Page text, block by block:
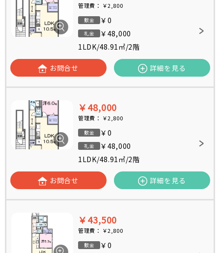
管理費： ￥2,800
敷金 ￥0
礼金
￥48,000
1LDK/48.91㎡/2階
お問合せ 詳細を見る
￥48,000
管理費： ￥2,800
敷金 ￥0
礼金
￥48,000
1LDK/48.91㎡/2階
お問合せ 詳細を見る
￥43,500
管理費： ￥2,800
敷金 ￥0